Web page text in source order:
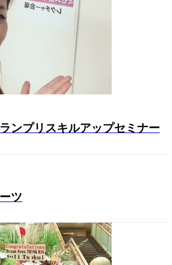
ンプリスキルアップセミナー
ツ